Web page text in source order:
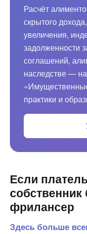
Расчёт
скрытого
увеличения,
задолженности
соглашений,
наследстве —
практики и
Если
собственник
фрилансер
Здесь больше